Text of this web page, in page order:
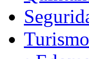
Turismo